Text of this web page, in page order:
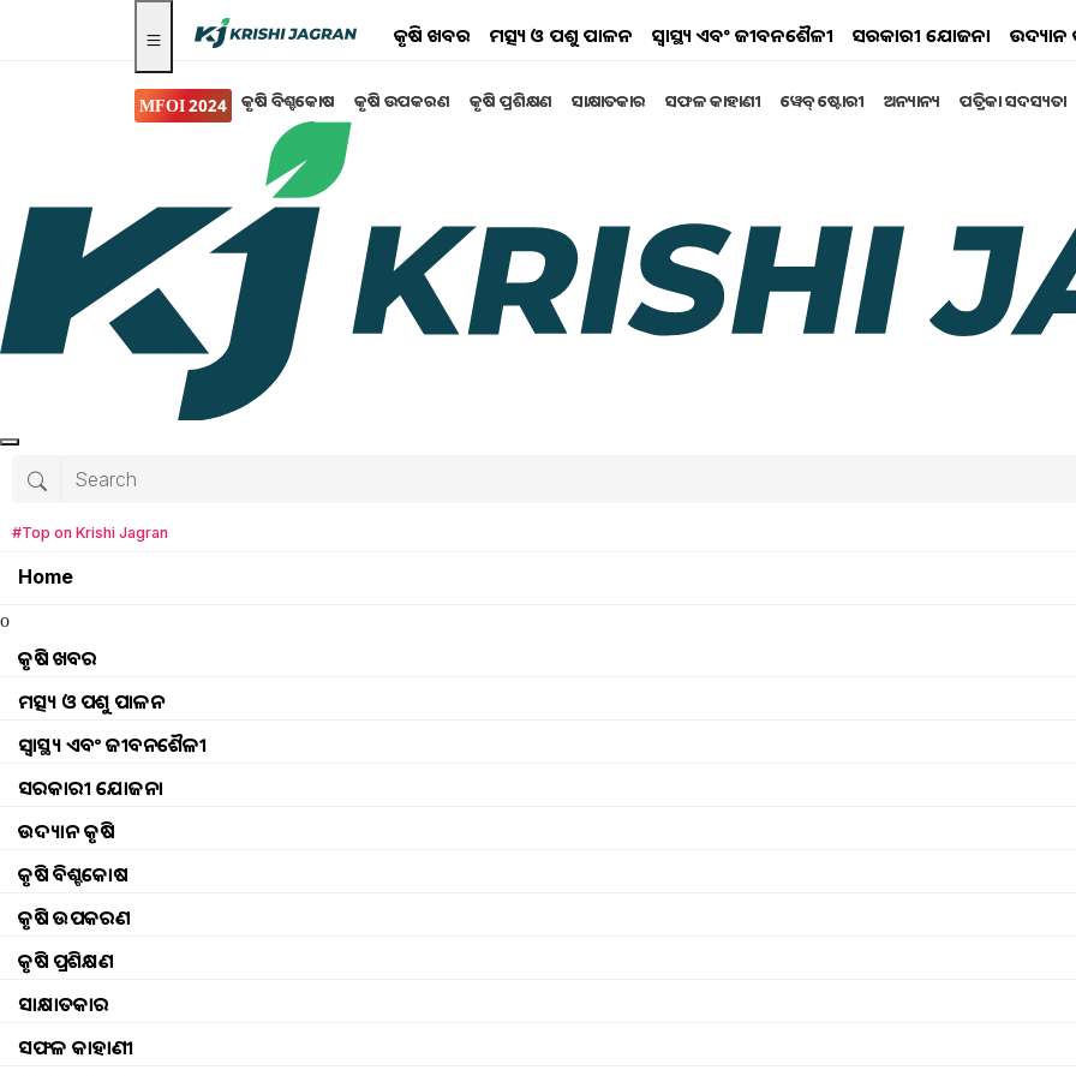
କୃଷି ଖବର ମତ୍ସ୍ୟ ଓ ପଶୁ ପାଳନ ସ୍ୱାସ୍ଥ୍ୟ ଏବଂ ଜୀବନଶୈଳୀ ସରକାରୀ ଯୋଜନା ଉଦ୍ୟାନ
MFOI 2024 କୃଷି ବିଶ୍ବକୋଷ କୃଷି ଉପକରଣ କୃଷି ପ୍ରଶିକ୍ଷଣ ସାକ୍ଷାତକାର ସଫଳ କାହାଣୀ ୱେବ୍ ଷ୍ଟୋରୀ ଅନ୍ୟାନ୍ୟ ପତ୍ରିକା ସଦସ୍ୟତା
#Top on Krishi Jagran
Home
o
କୃଷି ଖବର
ମତ୍ସ୍ୟ ଓ ପଶୁ ପାଳନ
ସ୍ୱାସ୍ଥ୍ୟ ଏବଂ ଜୀବନଶୈଳୀ
ସରକାରୀ ଯୋଜନା
ଉଦ୍ୟାନ କୃଷି
କୃଷି ବିଶ୍ବକୋଷ
କୃଷି ଉପକରଣ
କୃଷି ପ୍ରଶିକ୍ଷଣ
ସାକ୍ଷାତକାର
ସଫଳ କାହାଣୀ
ସ୍ୱାସ୍ଥ୍ୟ ଏବଂ ଜୀବନଶୈଳୀ
ସକାଳୁ ଉଠି ଖାଲି ପେଟରେ ପାଣି ପିଇବା କେତେ
ଠିକ୍....?
ଦାନ୍ତ ଘଷିବା ପୂର୍ବରୁ ସକାଳେ ଖାଲି ପେଟରେ ଉଷୁମ ପାଣି ପିଇବା ଦ୍ୱାରା ଶରୀରରେ ଥିବା ସମସ୍ତ ବିଷାକ୍ତ ପଦାର୍ଥ ବାହାର